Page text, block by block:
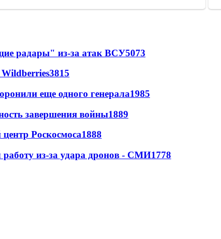
радары" из-за атак ВСУ5073
3815
еще одного генерала1985
завершения войны1889
Роскосмоса1888
из-за удара дронов - СМИ1778